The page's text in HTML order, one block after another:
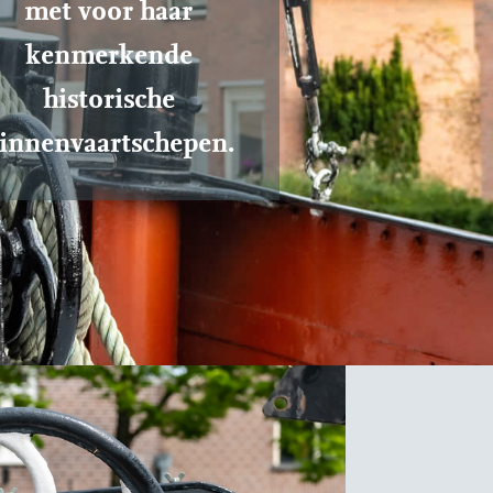
met voor haar
kenmerkende
historische